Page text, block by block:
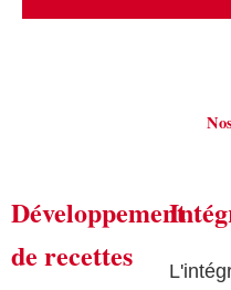
Développement
de recettes